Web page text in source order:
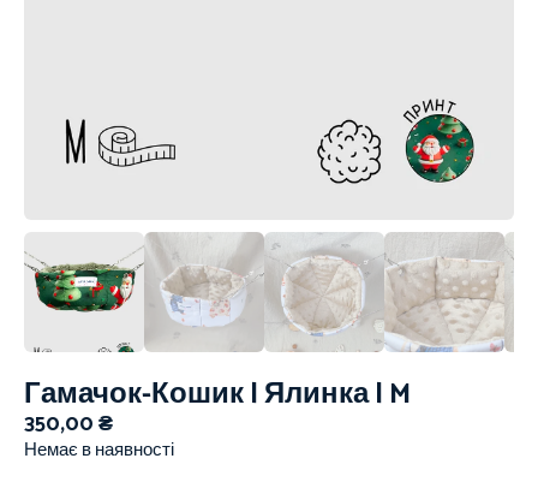
Гамачок-Кошик | Ялинка | M
350,00₴
Немає в наявності